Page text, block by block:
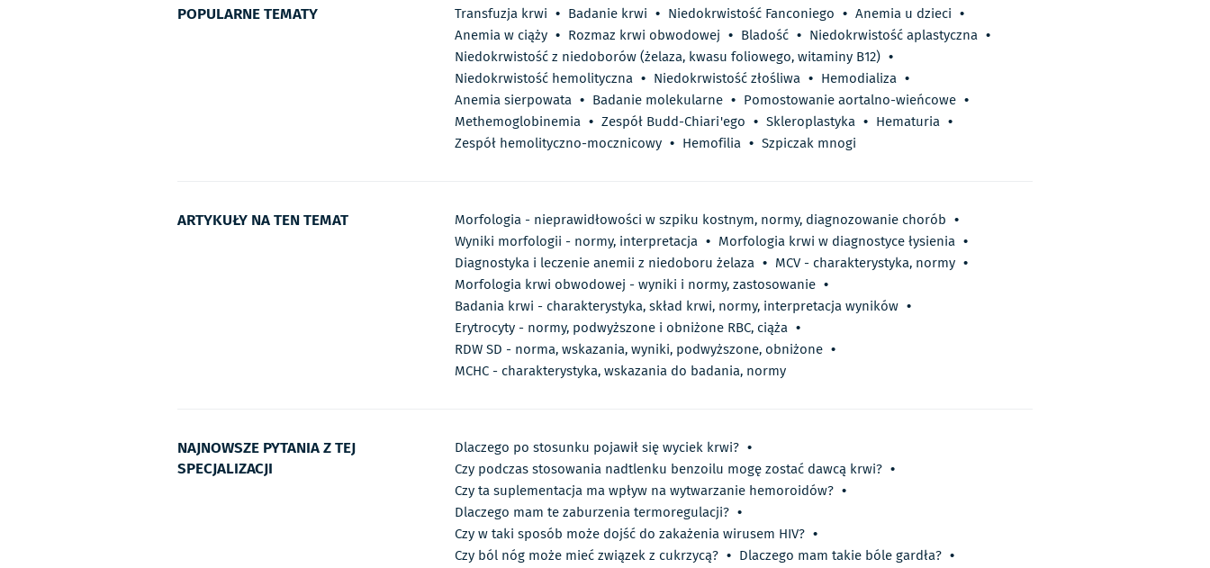
POPULARNE TEMATY Transfuzja krwi • Badanie krwi • Niedokrwistość Fanconiego • Anemia u dzieci •
Anemia w ciąży • Rozmaz krwi obwodowej • Bladość • Niedokrwistość aplastyczna •
Niedokrwistość z niedoborów (żelaza, kwasu foliowego, witaminy B12) •
Niedokrwistość hemolityczna • Niedokrwistość złośliwa • Hemodializa •
Anemia sierpowata • Badanie molekularne • Pomostowanie aortalno-wieńcowe •
Methemoglobinemia • Zespół Budd-Chiari'ego • Skleroplastyka • Hematuria •
Zespół hemolityczno-mocznicowy • Hemofilia • Szpiczak mnogi
ARTYKUŁY NA TEN TEMAT Morfologia - nieprawidłowości w szpiku kostnym, normy, diagnozowanie chorób •
Wyniki morfologii - normy, interpretacja • Morfologia krwi w diagnostyce łysienia •
Diagnostyka i leczenie anemii z niedoboru żelaza • MCV - charakterystyka, normy •
Morfologia krwi obwodowej - wyniki i normy, zastosowanie •
Badania krwi - charakterystyka, skład krwi, normy, interpretacja wyników •
Erytrocyty - normy, podwyższone i obniżone RBC, ciąża •
RDW SD - norma, wskazania, wyniki, podwyższone, obniżone •
MCHC - charakterystyka, wskazania do badania, normy
NAJNOWSZE PYTANIA Z TEJ
SPECJALIZACJI
Dlaczego po stosunku pojawił się wyciek krwi? •
Czy podczas stosowania nadtlenku benzoilu mogę zostać dawcą krwi? •
Czy ta suplementacja ma wpływ na wytwarzanie hemoroidów? •
Dlaczego mam te zaburzenia termoregulacji? •
Czy w taki sposób może dojść do zakażenia wirusem HIV? •
Czy ból nóg może mieć związek z cukrzycą? • Dlaczego mam takie bóle gardła? •